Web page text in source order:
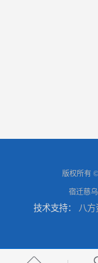
版权所有
宿迁慈
技术支持： 八方